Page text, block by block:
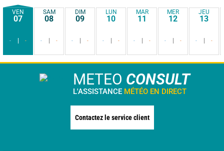
VEN
07
- -
SAM
08
- -
DIM
09
- -
LUN
10
- -
MAR
11
- -
MER
12
- -
JEU
13
- -
METEO CONSULT
L'ASSISTANCE MÉTÉO EN DIRECT
Contactez le service client